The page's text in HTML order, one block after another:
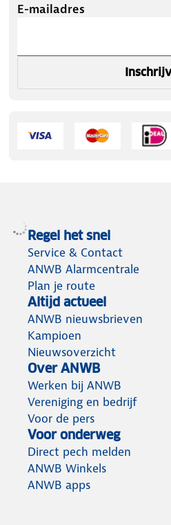
E-mailadres
Regel het snel
Service & Contact
ANWB Alarmcentrale
Plan je route
Altijd actueel
ANWB nieuwsbrieven
Kampioen
Nieuwsoverzicht
Over ANWB
Werken bij ANWB
Vereniging en bedrijf
Voor de pers
Voor onderweg
Direct pech melden
ANWB Winkels
ANWB apps